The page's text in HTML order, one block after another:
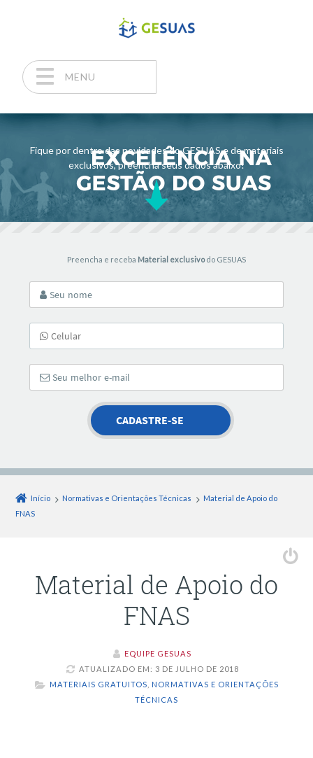
MENU
Fique por dentro das novidades do GESUAS e de materiais
exclusivos, preencha seus dados abaixo!
Preencha e receba Material exclusivodo GESUAS
Início Normativas e Orientações Técnicas
Material de Apoio do
FNAS
Material de Apoio do
FNAS
EQUIPE GESUAS
ATUALIZADO EM: 3 DE JULHO DE 2018
MATERIAIS GRATUITOS
NORMATIVAS E ORIENTAÇÕES
TÉCNICAS